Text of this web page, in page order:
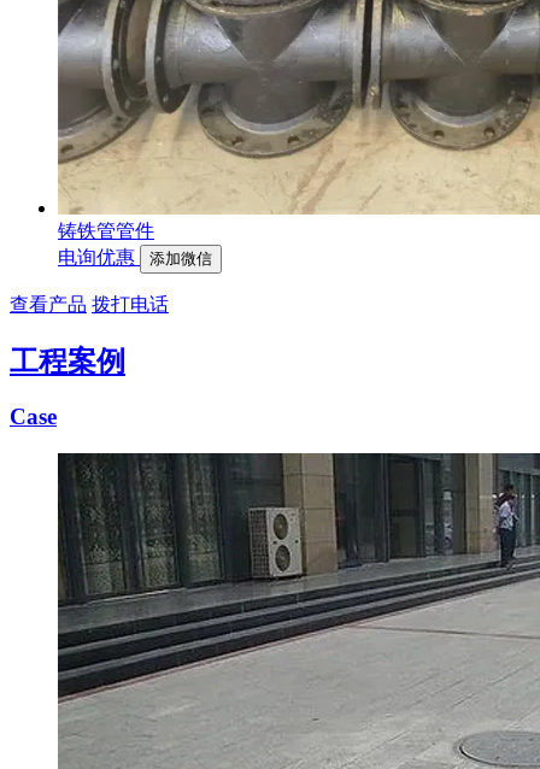
铸铁管管件
电询优惠
添加微信
查看产品 拨打电话
工程案例
Case